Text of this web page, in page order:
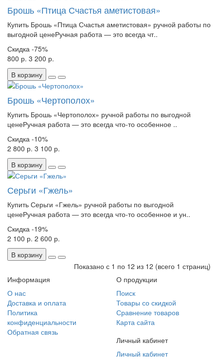
Брошь «Птица Счастья аметистовая»
Купить Брошь «Птица Счастья аметистовая» ручной работы по
выгодной ценеРучная работа — это всегда чт..
Скидка -75%
800 р. 3 200 р.
В корзину
Брошь «Чертополох»
Купить Брошь «Чертополох» ручной работы по выгодной
ценеРучная работа — это всегда что-то особенное ..
Скидка -10%
2 800 р. 3 100 р.
В корзину
Серьги «Гжель»
Купить Серьги «Гжель» ручной работы по выгодной
ценеРучная работа — это всегда что-то особенное и ун..
Скидка -19%
2 100 р. 2 600 р.
В корзину
Показано с 1 по 12 из 12 (всего 1 страниц)
Информация
О нас
Доставка и оплата
Политика
конфиденциальности
Обратная связь
О продукции
Поиск
Товары со скидкой
Сравнение товаров
Карта сайта
Личный кабинет
Личный кабинет